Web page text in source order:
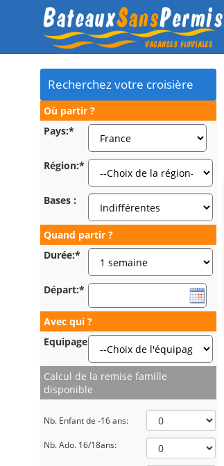
Recherchez votre croisière
Où partir ?
Pays:*
Région:*
Bases :
Quand partir ?
Durée:*
Départ:*
Avec qui ?
Equipage:*
Calcul de la remise famille
disponible
Nb. Enfant de -16 ans:
Nb. Ado. 16/18ans: